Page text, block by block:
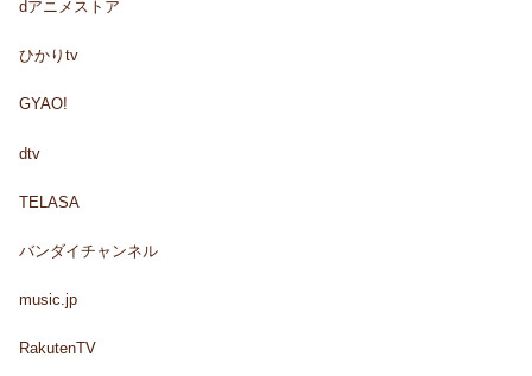
dアニメストア
ひかりtv
GYAO!
dtv
TELASA
バンダイチャンネル
music.jp
RakutenTV